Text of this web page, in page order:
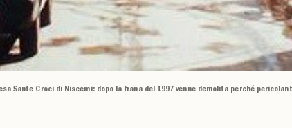
Sante Croci di Niscemi: dopo la frana del 1997 venne demolita perché